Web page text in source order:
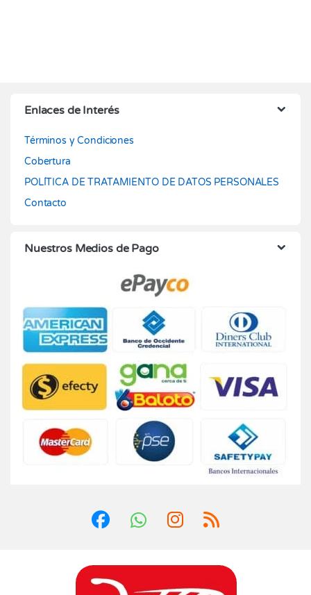
Enlaces de Interés
Términos y Condiciones
Cobertura
POLÍTICA DE TRATAMIENTO DE DATOS PERSONALES
Contacto
Nuestros Medios de Pago